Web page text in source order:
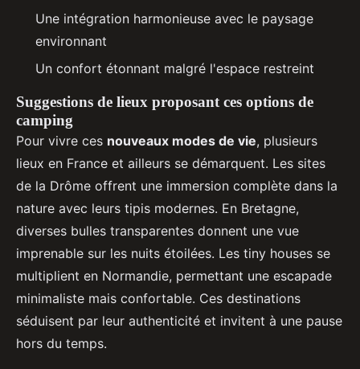
Une intégration harmonieuse avec le paysage
environnant
Un confort étonnant malgré l'espace restreint
Suggestions de lieux proposant ces options de
camping
Pour vivre ces nouveaux modes de vie, plusieurs
lieux en France et ailleurs se démarquent. Les sites
de la Drôme offrent une immersion complète dans la
nature avec leurs tipis modernes. En Bretagne,
diverses bulles transparentes donnent une vue
imprenable sur les nuits étoilées. Les tiny houses se
multiplient en Normandie, permettant une escapade
minimaliste mais confortable. Ces destinations
séduisent par leur authenticité et invitent à une pause
hors du temps.